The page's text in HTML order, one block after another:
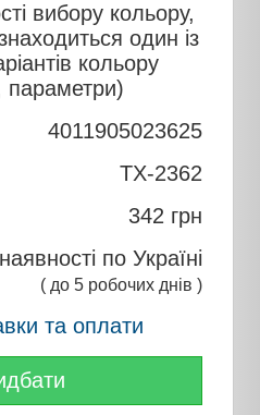
вибору кольору,
один із
кольору
параметри)
4011905023625
TX-2362
342 грн
по Україні
( до 5 робочих днів )
та оплати